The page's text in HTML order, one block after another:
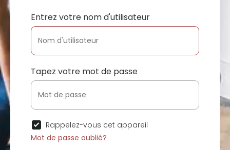
Entrez votre nom d'utilisateur
Tapez votre mot de passe
Rappelez-vous cet appareil
Mot de passe oublié?